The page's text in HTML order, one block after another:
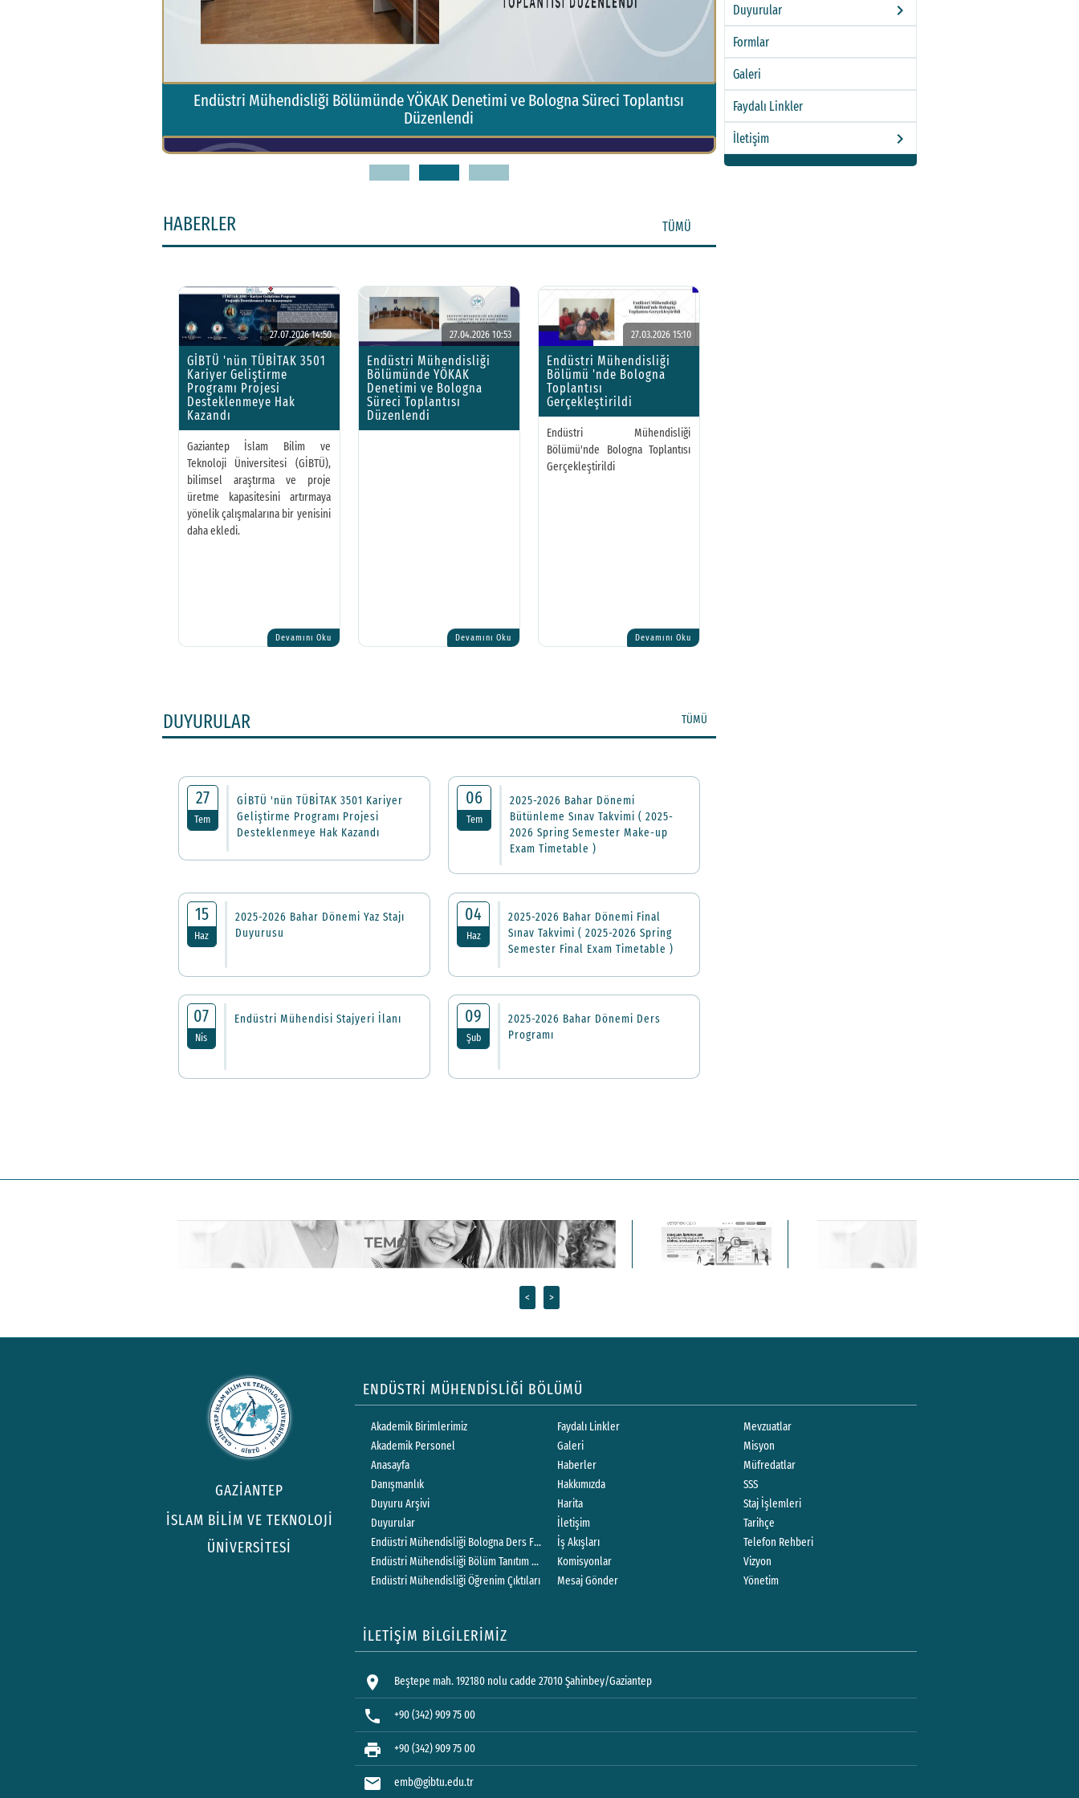
Endüstri Mühendisliği Bölümünde YÖKAK Denetimi ve Bologna Süreci Toplantısı
Düzenlendi
Endüstri Mühendisliği Bölümü 'nde Bologna
1 2 3
HABERLER TÜMÜ
27.07.2026 14:50
GİBTÜ 'nün TÜBİTAK 3501
Kariyer Geliştirme
Programı Projesi
Desteklenmeye Hak
Kazandı
Gaziantep İslam Bilim ve
Teknoloji Üniversitesi (GİBTÜ),
bilimsel araştırma ve proje
üretme kapasitesini artırmaya
yönelik çalışmalarına bir yenisini
daha ekledi.
Devamını Oku
27.04.2026 10:53
Endüstri Mühendisliği
Bölümünde YÖKAK
Denetimi ve Bologna
Süreci Toplantısı
Düzenlendi
Devamını Oku
27.03.2026 15:10
Endüstri Mühendisliği
Bölümü 'nde Bologna
Toplantısı
Gerçekleştirildi
Endüstri Mühendisliği
Bölümü'nde Bologna Toplantısı
Gerçekleştirildi
Devamını Oku
DUYURULAR TÜMÜ
27
Tem
GİBTÜ 'nün TÜBİTAK 3501 Kariyer
Geliştirme Programı Projesi
Desteklenmeye Hak Kazandı
06
Tem
2025-2026 Bahar Dönemi
Bütünleme Sınav Takvimi ( 2025-
2026 Spring Semester Make-up
Exam Timetable )
15
Haz
2025-2026 Bahar Dönemi Yaz Stajı
Duyurusu
04
Haz
2025-2026 Bahar Dönemi Final
Sınav Takvimi ( 2025-2026 Spring
Semester Final Exam Timetable )
07
Nis
Endüstri Mühendisi Stajyeri İlanı 09
Şub
2025-2026 Bahar Dönemi Ders
Programı
Duyurular keyboard_arrow_right
Formlar
Galeri
Faydalı Linkler
İletişim keyboard_arrow_right
< >
GAZİANTEP
İSLAM BİLİM VE TEKNOLOJİ
ÜNİVERSİTESİ
ENDÜSTRİ MÜHENDİSLİĞİ BÖLÜMÜ
Akademik Birimlerimiz
Akademik Personel
Anasayfa
Danışmanlık
Duyuru Arşivi
Duyurular
Endüstri Mühendisliği Bologna Ders Formları
Endüstri Mühendisliği Öğrenim Çıktıları
Faydalı Linkler
Galeri
Haberler
Hakkımızda
Harita
İletişim
İş Akışları
Komisyonlar
Mesaj Gönder
Mevzuatlar
Misyon
Müfredatlar
SSS
Staj İşlemleri
Tarihçe
Telefon Rehberi
Vizyon
Yönetim
İLETİŞİM BİLGİLERİMİZ
location_on Beştepe mah. 192180 nolu cadde 27010 Şahinbey/Gaziantep
phone +90 (342) 909 75 00
print +90 (342) 909 75 00
mail emb@gibtu.edu.tr